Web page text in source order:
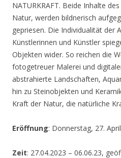
NATURKRAFT. Beide Inhalte
Natur, werden bildnerisch
gepriesen. Die Individualität der
Künstlerinnen und Künstler
Objekten wider. So reichen die
fotogetreuer Malerei und
abstrahierte Landschaften,
hin zu Steinobjekten und
Kraft der Natur, die natürliche
Eröffnung: Donnerstag, 27.
Zeit: 27.04.2023 – 06.06.23,